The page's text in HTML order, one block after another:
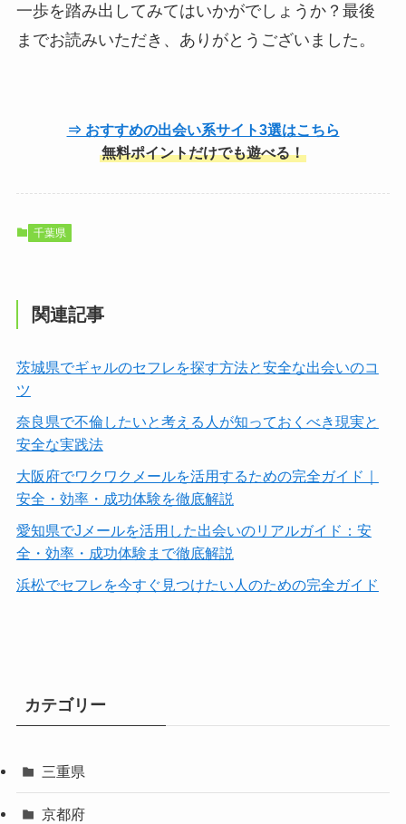
一歩を踏み出してみてはいかがでしょうか？最後
までお読みいただき、ありがとうございました。
⇒ おすすめの出会い系サイト3選はこちら
無料ポイントだけでも遊べる！
千葉県
関連記事
茨城県でギャルのセフレを探す方法と安全な出会いのコ
ツ
奈良県で不倫したいと考える人が知っておくべき現実と
安全な実践法
大阪府でワクワクメールを活用するための完全ガイド｜
安全・効率・成功体験を徹底解説
愛知県でJメールを活用した出会いのリアルガイド：安
全・効率・成功体験まで徹底解説
浜松でセフレを今すぐ見つけたい人のための完全ガイド
カテゴリー
三重県
京都府